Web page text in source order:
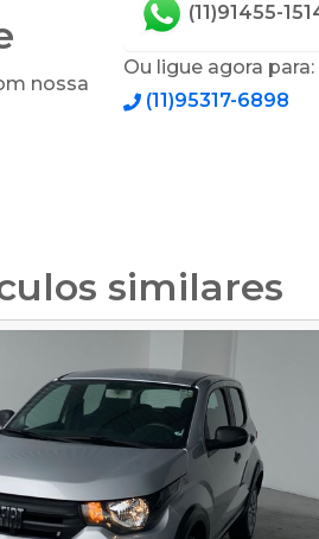
nossa
(11)91455-
Ou ligue agora para:
(11)95317-6898
similares